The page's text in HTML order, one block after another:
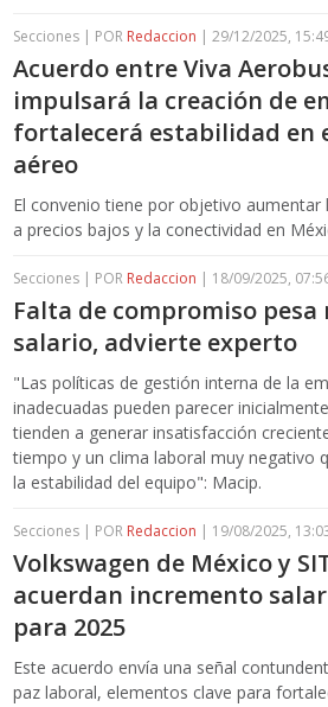
Secciones | POR Redaccion | 29/12/2025,
Acuerdo entre Viva
impulsará la creación de
fortalecerá estabilidad en
aéreo
El convenio tiene por objetivo aumentar
a precios bajos y la conectividad en
Secciones | POR Redaccion | 18/09/2025,
Falta de compromiso pesa
salario, advierte experto
"Las políticas de gestión interna de la
inadecuadas pueden parecer
tienden a generar insatisfacción
tiempo y un clima laboral muy negativo
la estabilidad del equipo": Macip.
Secciones | POR Redaccion | 19/08/2025,
Volkswagen de México y
acuerdan incremento
para 2025
Este acuerdo envía una señal
paz laboral, elementos clave para